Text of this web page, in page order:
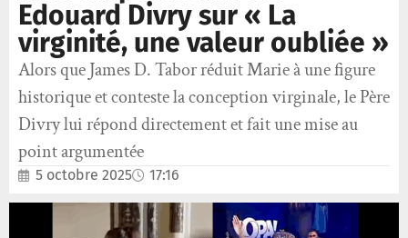
Edouard Divry sur « La
virginité, une valeur oubliée »
Alors que James D. Tabor réduit Marie à une figure
historique et conteste la conception virginale, le Père
Divry lui répond directement et fait une mise au
point argumentée
5 octobre 2025 17:16